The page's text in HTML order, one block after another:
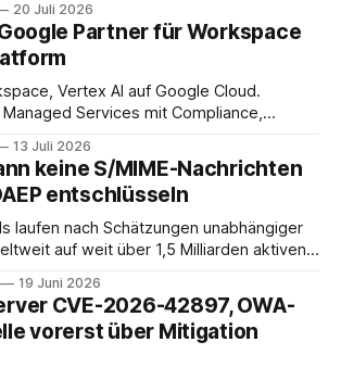
Center anmeldet, einen zweiten
Für das Entra Admin Center, das Azure-
Admin Center gilt das
20 Juli 2026
Partner für Workspace
Vertex AI auf Google Cloud.
Services mit Compliance,
13 Juli 2026
keine S/MIME-Nachrichten
entschlüsseln
laufen nach Schätzungen unabhängiger
auf weit über 1,5 Milliarden aktiven
bis 30 Prozent auf Geschäftsumfelder,
und Tablets, die im beruflichen Kontext
es als reines Diensthandy, als COPE-
19 Juni 2026
CVE-2026-42897, OWA-
vorerst über Mitigation